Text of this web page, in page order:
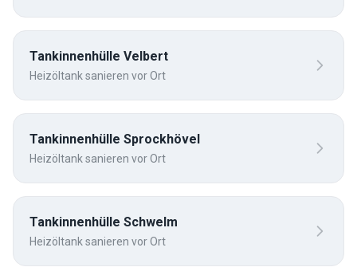
Tankinnenhülle Velbert
Heizöltank sanieren vor Ort
Tankinnenhülle Sprockhövel
Heizöltank sanieren vor Ort
Tankinnenhülle Schwelm
Heizöltank sanieren vor Ort